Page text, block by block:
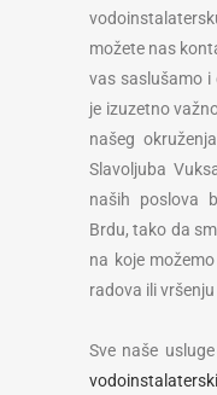
možete nas
vas saslušamo i
je izuzetno
našeg
Slavoljuba
naših poslova
Brdu, tako da
na koje
radova ili
Sve naše